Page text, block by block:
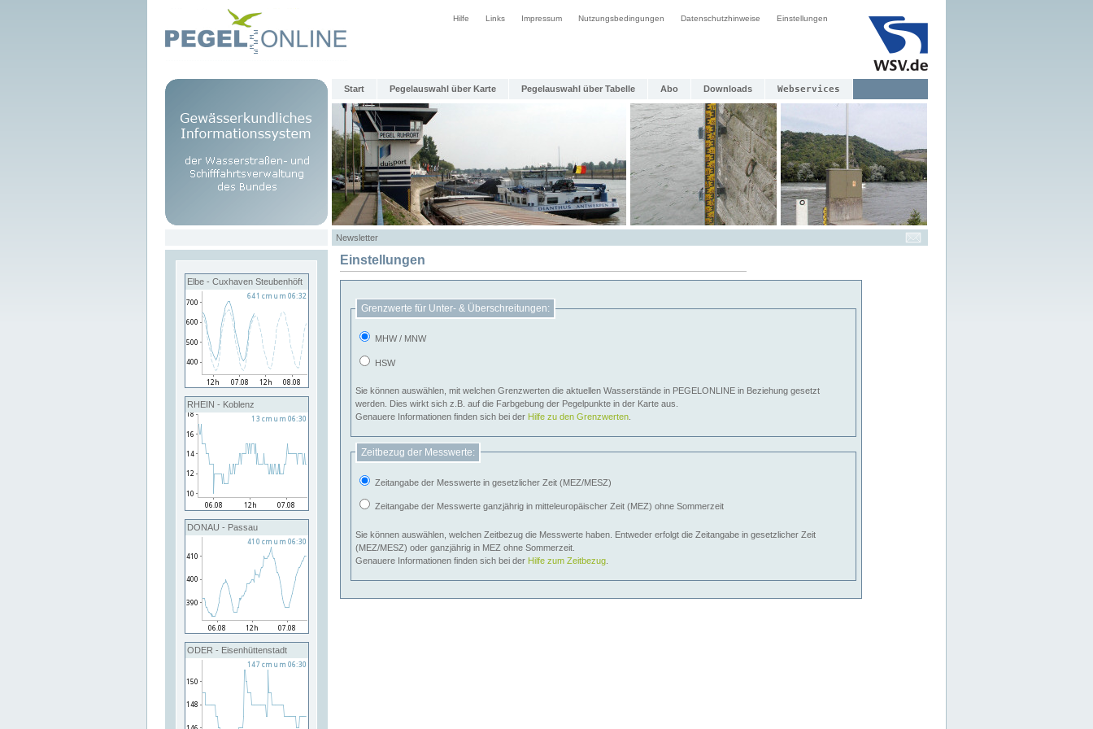
Hilfe Links Impressum Nutzungsbedingungen Datenschutzhinweise Einstellungen
Start Pegelauswahl über Karte Pegelauswahl über Tabelle Abo Downloads Webservices
Newsletter
Elbe - Cuxhaven Steubenhöft
RHEIN - Koblenz
DONAU - Passau
ODER - Eisenhüttenstadt
Einstellungen
Grenzwerte für Unter- & Überschreitungen:
MHW / MNW
HSW
Sie können auswählen, mit welchen Grenzwerten die aktuellen Wasserstände in PEGELONLINE in Beziehung gesetzt
werden. Dies wirkt sich z.B. auf die Farbgebung der Pegelpunkte in der Karte aus.
Genauere Informationen finden sich bei der Hilfe zu den Grenzwerten
Zeitbezug der Messwerte:
Zeitangabe der Messwerte in gesetzlicher Zeit (MEZ/MESZ)
Zeitangabe der Messwerte ganzjährig in mitteleuropäischer Zeit (MEZ) ohne Sommerzeit
Sie können auswählen, welchen Zeitbezug die Messwerte haben. Entweder erfolgt die Zeitangabe in gesetzlicher Zeit
(MEZ/MESZ) oder ganzjährig in MEZ ohne Sommerzeit.
Genauere Informationen finden sich bei der Hilfe zum Zeitbezug